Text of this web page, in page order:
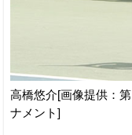
高橋悠介[画像提供：
ナメント]